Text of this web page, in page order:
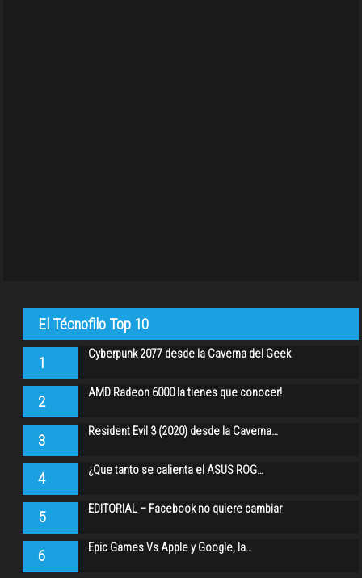
El Técnofilo Top 10
1 Cyberpunk 2077 desde la Caverna del Geek
2 AMD Radeon 6000 la tienes que conocer!
3 Resident Evil 3 (2020) desde la Caverna…
4 ¿Que tanto se calienta el ASUS ROG…
5 EDITORIAL – Facebook no quiere cambiar
6 Epic Games Vs Apple y Google, la…